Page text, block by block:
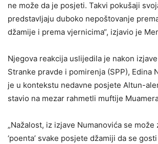
ne može da je posjeti. Takvi pokušaji
predstavljaju duboko nepoštovanje
džamije i prema vjernicima“, izjavio je
Njegova reakcija uslijedila je nakon
Stranke pravde i pomirenja (SPP), Edina
je u kontekstu nedavne posjete Altun-
stavio na mezar rahmetli muftije
„Nažalost, iz izjave Numanovića se može
‘poenta’ svake posjete džamiji da se